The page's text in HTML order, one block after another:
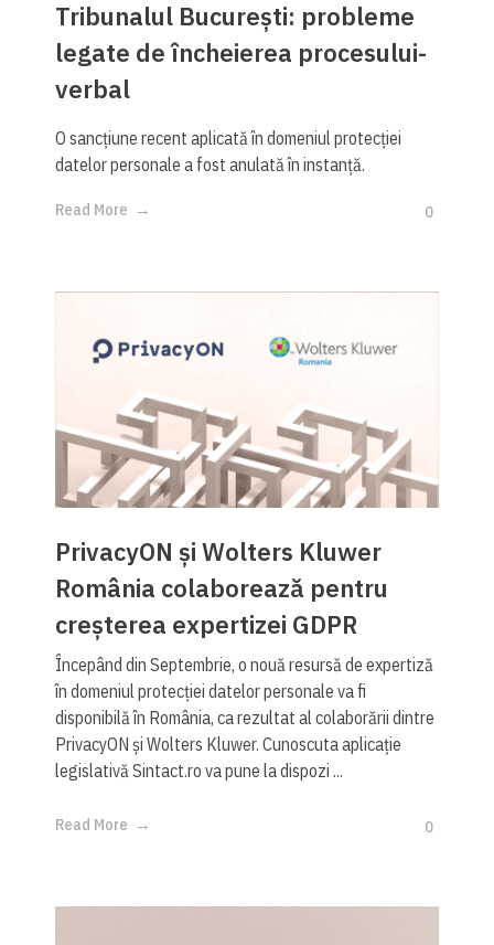
Tribunalul București: probleme
legate de încheierea procesului-
verbal
O sancțiune recent aplicată în domeniul protecției
datelor personale a fost anulată în instanță.
Read More 0
PrivacyON și Wolters Kluwer
România colaborează pentru
creșterea expertizei GDPR
Începând din Septembrie, o nouă resursă de expertiză
în domeniul protecției datelor personale va fi
disponibilă în România, ca rezultat al colaborării dintre
PrivacyON și Wolters Kluwer. Cunoscuta aplicație
legislativă Sintact.ro va pune la dispozi ...
Read More 0